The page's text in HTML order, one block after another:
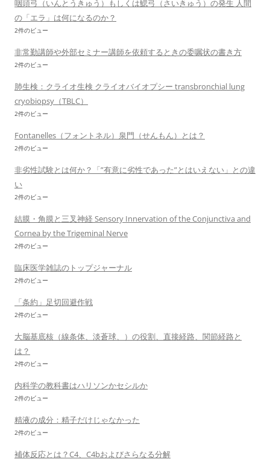
咽頭弓（いんとうきゅう）もしくは鰓弓（さいきゅう）の発生 人間
の「エラ」は何になるのか？
2件のビュー
非常勤講師や外部セミナー講師を依頼するときの委嘱状の書き方
2件のビュー
肺生検：クライオ生検 クライオバイオプシー transbronchial lung
cryobiopsy（TBLC）
2件のビュー
Fontanelles（フォントネル）泉門（せんもん）とは？
2件のビュー
非劣性試験とは何か？「”有意に劣性であった”とはいえない」との違
い
2件のビュー
結膜・角膜と三叉神経 Sensory Innervation of the Conjunctiva and
Cornea by the Trigeminal Nerve
2件のビュー
臨床医学雑誌のトップジャーナル
2件のビュー
「条約」足切回避作戦
2件のビュー
大脳基底核（線条体、淡蒼球、）の役割、直接経路、関節経路と
は？
2件のビュー
内科学の教科書はハリソンかセシルか
2件のビュー
精液の成分：精子だけじゃなかった
2件のビュー
補体反応とは？C4、C4bおよびさらなる分解